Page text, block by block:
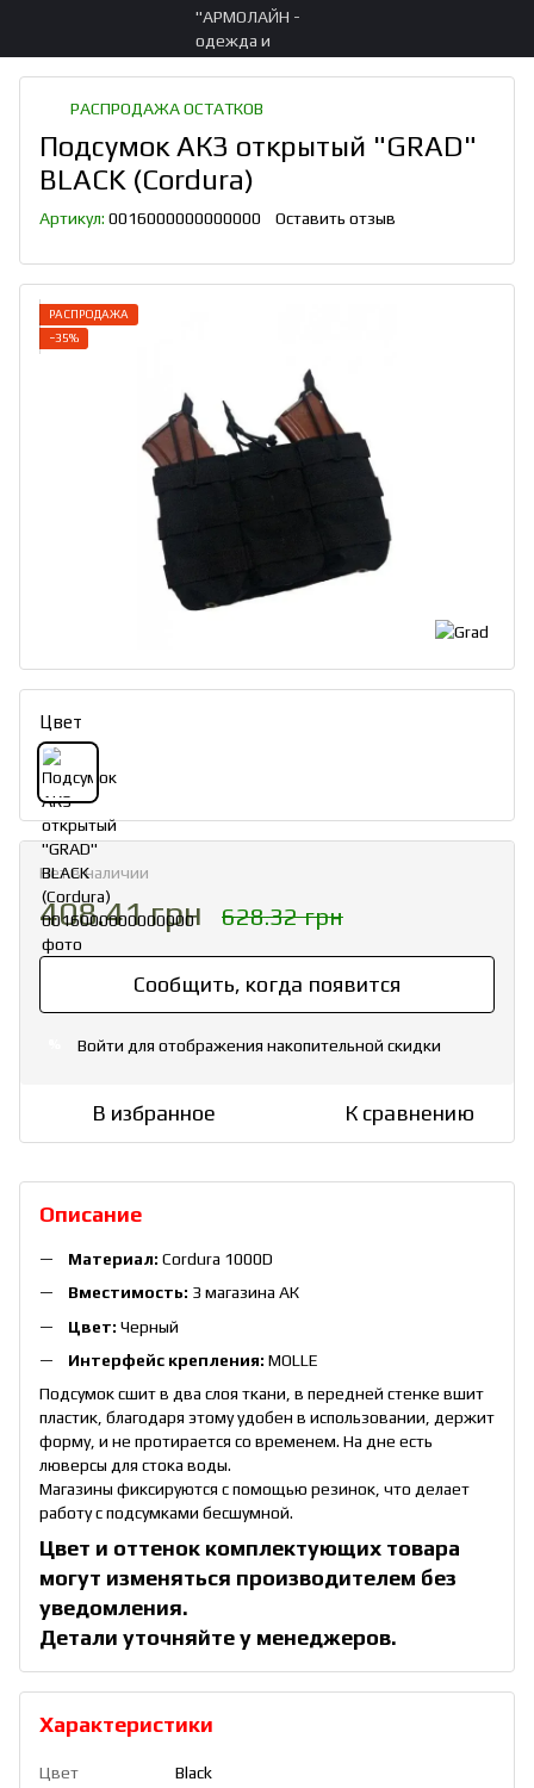
РАСПРОДАЖА ОСТАТКОВ
Подсумок АК3 открытый "GRAD"
BLACK (Cordura)
Артикул: 0016000000000000 Оставить отзыв
РАСПРОДАЖА
−35%
Цвет
Нет в наличии
408.41 грн 628.32 грн
Сообщить, когда появится
Войти для отображения накопительной скидки
В избранное К сравнению
Описание
Материал: Cordura 1000D
Вместимость: 3 магазина АК
Цвет: Черный
Интерфейс крепления: MOLLE
Подсумок сшит в два слоя ткани, в передней стенке вшит
пластик, благодаря этому удобен в использовании, держит
форму, и не протирается со временем. На дне есть
люверсы для стока воды.
Магазины фиксируются с помощью резинок, что делает
работу с подсумками бесшумной.
Цвет и оттенок комплектующих товара
могут изменяться производителем без
уведомления.
Детали уточняйте у менеджеров.
Характеристики
Цвет Black